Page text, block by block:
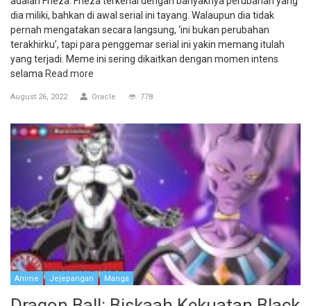
dia miliki, bahkan di awal serial ini tayang. Walaupun dia tidak
pernah mengatakan secara langsung, ‘ini bukan perubahan
terakhirku’, tapi para penggemar serial ini yakin memang itulah
yang terjadi. Meme ini sering dikaitkan dengan momen intens
selama Read more
August 26, 2022 Oracle 778
Anime Jejepangan Manga